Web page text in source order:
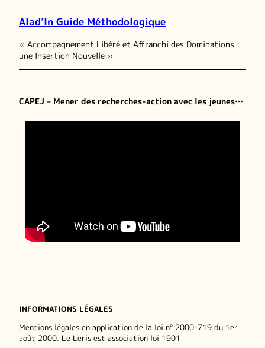
Alad’In Guide Méthodologique
« Accompagnement Libéré et Affranchi des Dominations :
une Insertion Nouvelle »
CAPEJ – Mener des recherches-action avec les jeunes…
INFORMATIONS LÉGALES
Mentions légales en application de la loi n° 2000-719 du 1er
août 2000. Le Leris est association loi 1901